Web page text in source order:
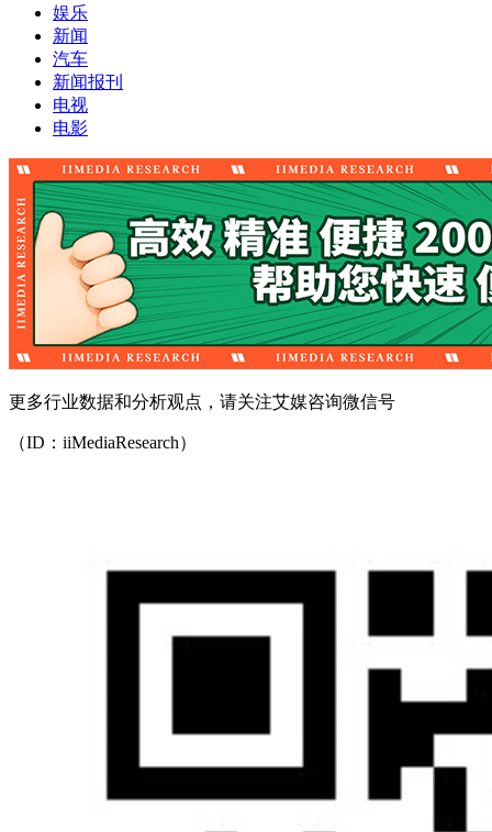
娱乐
新闻
汽车
新闻报刊
电视
电影
更多行业数据和分析观点，请关注艾媒咨询微信号
（ID：iiMediaResearch）